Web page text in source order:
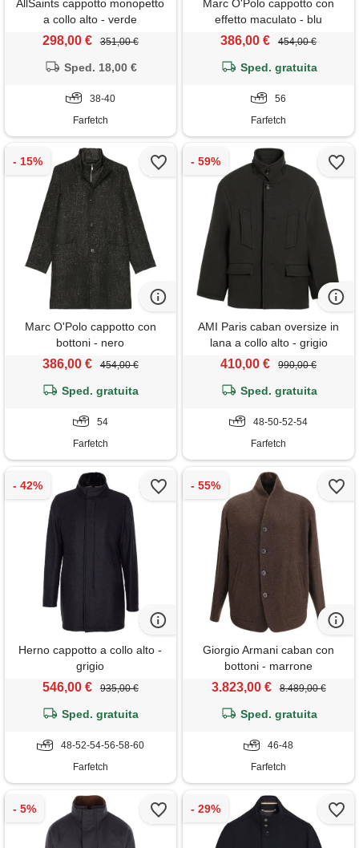
AllSaints cappotto monopetto
a collo alto - verde
298,00 € 351,00 €
Sped. 18,00 €
38-40
Farfetch
Marc O'Polo cappotto con
effetto maculato - blu
386,00 € 454,00 €
Sped. gratuita
56
Farfetch
Marc O'Polo cappotto con
bottoni - nero
386,00 € 454,00 €
Sped. gratuita
54
Farfetch
AMI Paris caban oversize in
lana a collo alto - grigio
410,00 € 990,00 €
Sped. gratuita
48-50-52-54
Farfetch
Herno cappotto a collo alto -
grigio
546,00 € 935,00 €
Sped. gratuita
48-52-54-56-58-60
Farfetch
Giorgio Armani caban con
bottoni - marrone
3.823,00 € 8.489,00 €
Sped. gratuita
46-48
Farfetch